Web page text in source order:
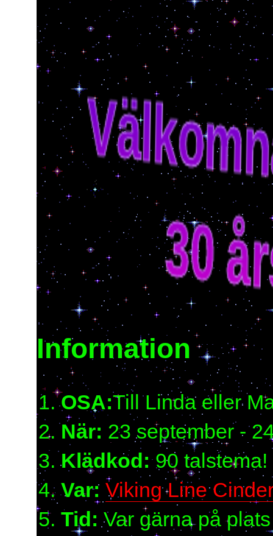
Information
OSA:Till Linda eller
När: 23 september -
Klädkod:90 talstema!
Var: Viking Line
Tid: Var gärna på